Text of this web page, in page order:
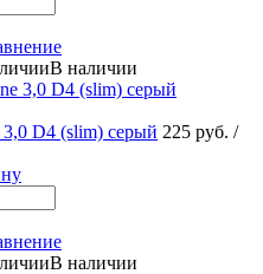
В наличии
D4 (slim) серый 225 руб. /
В наличии